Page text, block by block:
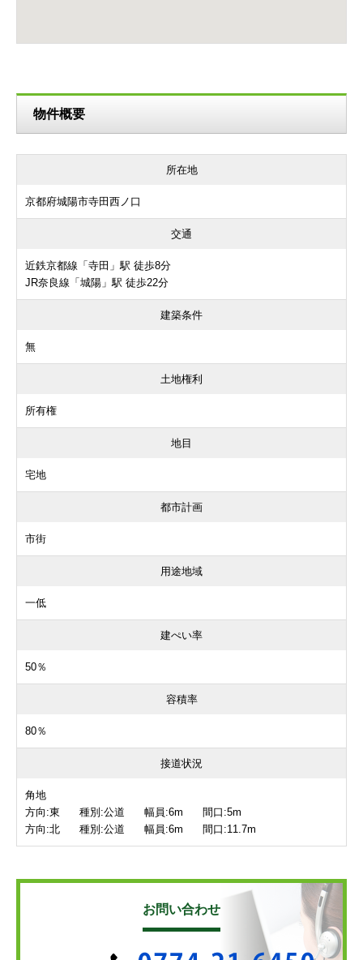
物件概要
所在地
京都府城陽市寺田西ノ口
交通
近鉄京都線「寺田」駅 徒歩8分
JR奈良線「城陽」駅 徒歩22分
建築条件
無
土地権利
所有権
地目
宅地
都市計画
市街
用途地域
一低
建ぺい率
50％
容積率
80％
接道状況
角地
方向:東 種別:公道 幅員:6m 間口:5m
方向:北 種別:公道 幅員:6m 間口:11.7m
お問い合わせ